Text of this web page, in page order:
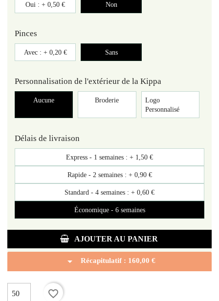
Oui : + 0,50 € Non
Pinces
Avec : + 0,20 € Sans
Personnalisation de l'extérieur de la Kippa
Aucune Broderie
Logo
Personnalisé
Délais de livraison
Express - 1 semaines : + 1,50 €
Rapide - 2 semaines : + 0,90 €
Standard - 4 semaines : + 0,60 €
Économique - 6 semaines
AJOUTER AU PANIER
arrow_drop_down Récapitulatif : 160,00 €
favorite_border